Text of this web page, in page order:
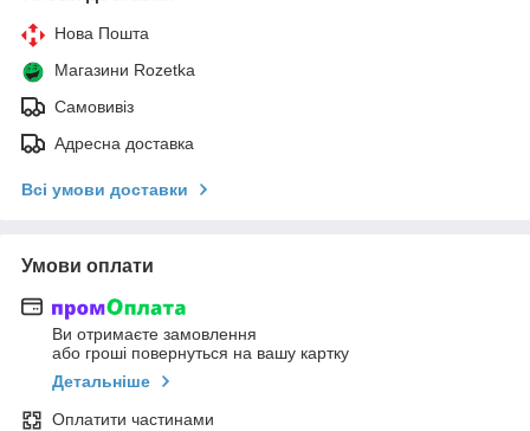
Нова Пошта
Магазини Rozetka
Самовивіз
Адресна доставка
Всі умови доставки
Умови оплати
Ви отримаєте замовлення
або гроші повернуться на вашу картку
Детальніше
Оплатити частинами